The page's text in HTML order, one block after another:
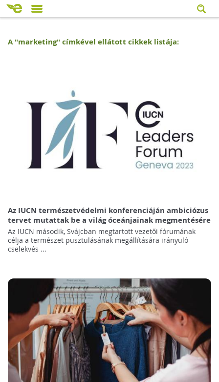
A "marketing" címkével ellátott cikkek listája:
Az IUCN természetvédelmi konferenciáján ambiciózus
tervet mutattak be a világ óceánjainak megmentésére
Az IUCN második, Svájcban megtartott vezetői fórumának
célja a természet pusztulásának megállítására irányuló
cselekvés ...